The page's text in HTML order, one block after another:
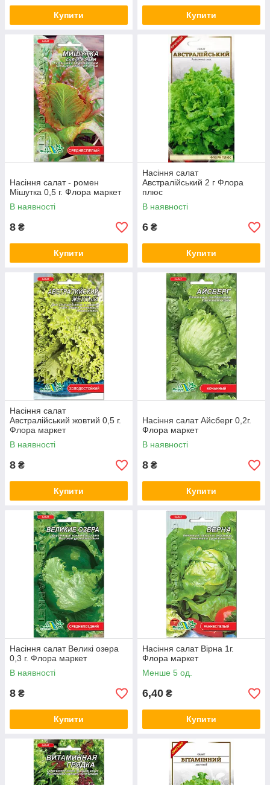
Купити Купити
Насіння салат - ромен
Мішутка 0,5 г. Флора маркет
В наявності
8 ₴
Купити
Насіння салат
Австралійський 2 г Флора
плюс
В наявності
6 ₴
Купити
Насіння салат
Австралійський жовтий 0,5 г.
Флора маркет
В наявності
8 ₴
Купити
Насіння салат Айсберг 0,2г.
Флора маркет
В наявності
8 ₴
Купити
Насіння салат Великі озера
0,3 г. Флора маркет
В наявності
8 ₴
Купити
Насіння салат Вірна 1г.
Флора маркет
Менше 5 од.
6,40 ₴
Купити